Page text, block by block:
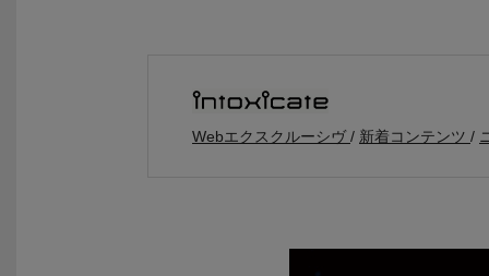
Webエクスクルーシヴ 新着コンテンツ